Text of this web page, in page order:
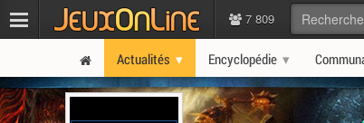
7 809
Actualités Encyclopédie